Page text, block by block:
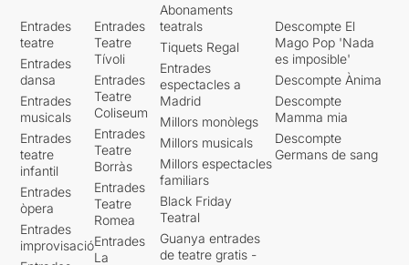
Entrades
teatre
Entrades
dansa
Entrades
musicals
Entrades
teatre
infantil
Entrades
òpera
Entrades
improvisació
Entrades
Teatre
Tívoli
Entrades
Teatre
Coliseum
Entrades
Teatre
Borràs
Entrades
Teatre
Romea
Entrades
La
Abonaments
teatrals
Tiquets Regal
Entrades
espectacles a
Madrid
Millors monòlegs
Millors musicals
Millors espectacles
familiars
Black Friday
Teatral
Guanya entrades
de teatre gratis -
Descompte El
Mago Pop 'Nada
es imposible'
Descompte Ànima
Descompte
Mamma mia
Descompte
Germans de sang